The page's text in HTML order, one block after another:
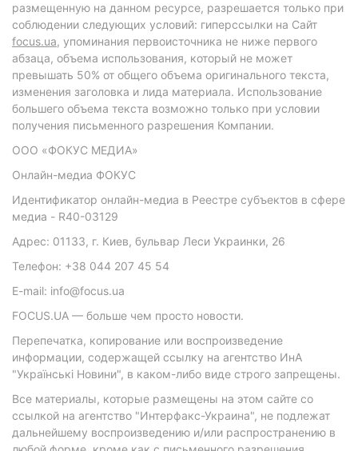
размещенную на данном ресурсе, разрешается только при
соблюдении следующих условий: гиперссылки на Сайт
focus.ua, упоминания первоисточника не ниже первого
абзаца, объема использования, который не может
превышать 50% от общего объема оригинального текста,
изменения заголовка и лида материала. Использование
большего объема текста возможно только при условии
получения письменного разрешения Компании.
ООО «ФОКУС МЕДИА»
Онлайн-медиа ФОКУС
Идентификатор онлайн-медиа в Реестре субъектов в сфере
медиа - R40-03129
Адрес: 01133, г. Киев, бульвар Леси Украинки, 26
Телефон: +38 044 207 45 54
E-mail: info@focus.ua
FOCUS.UA — больше чем просто новости.
Перепечатка, копирование или воспроизведение
информации, содержащей ссылку на агентство ИнА
"Українські Новини", в каком-либо виде строго запрещены.
Все материалы, которые размещены на этом сайте со
ссылкой на агентство "Интерфакс-Украина", не подлежат
дальнейшему воспроизведению и/или распространению в